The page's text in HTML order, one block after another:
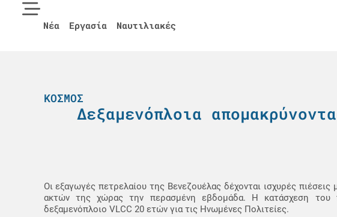
Νέα Εργασία Ναυτιλιακές
ΚΌΣΜΟΣ
Δεξαμενόπλοια
Οι εξαγωγές πετρελαίου της Βενεζουέλας δέχονται ισχυρές
ακτών της χώρας την περασμένη εβδομάδα. Η κατάσχεση του
δεξαμενόπλοιο VLCC 20 ετών για τις Ηνωμένες Πολιτείες.